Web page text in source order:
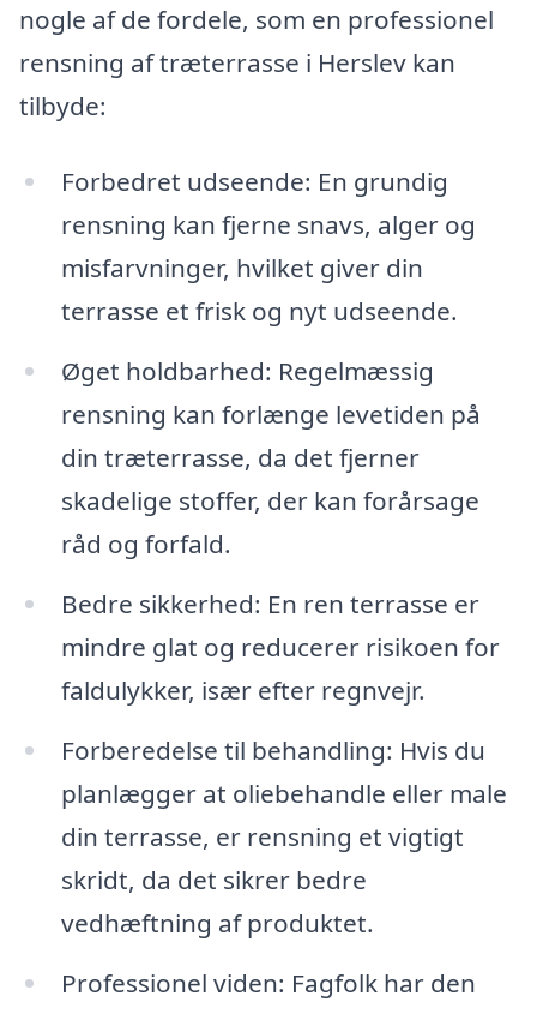
nogle af de fordele, som en professionel
rensning af træterrasse i Herslev kan
tilbyde:
Forbedret udseende: En grundig
rensning kan fjerne snavs, alger og
misfarvninger, hvilket giver din
terrasse et frisk og nyt udseende.
Øget holdbarhed: Regelmæssig
rensning kan forlænge levetiden på
din træterrasse, da det fjerner
skadelige stoffer, der kan forårsage
råd og forfald.
Bedre sikkerhed: En ren terrasse er
mindre glat og reducerer risikoen for
faldulykker, især efter regnvejr.
Forberedelse til behandling: Hvis du
planlægger at oliebehandle eller male
din terrasse, er rensning et vigtigt
skridt, da det sikrer bedre
vedhæftning af produktet.
Professionel viden: Fagfolk har den